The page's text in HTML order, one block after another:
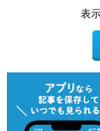
表